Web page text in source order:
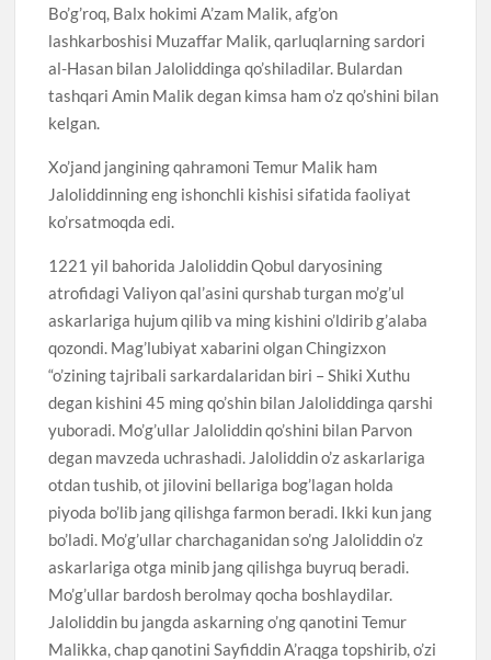
Bo’g’roq, Balx hokimi A’zam Malik, afg’on
lashkarboshisi Muzaffar Malik, qarluqlarning sardori
al-Hasan bilan Jaloliddinga qo’shiladilar. Bulardan
tashqari Amin Malik degan kimsa ham o’z qo’shini bilan
kelgan.
Xo’jand jangining qahramoni Temur Malik ham
Jaloliddinning eng ishonchli kishisi sifatida faoliyat
ko’rsatmoqda edi.
1221 yil bahorida Jaloliddin Qobul daryosining
atrofidagi Valiyon qal’asini qurshab turgan mo’g’ul
askarlariga hujum qilib va ming kishini o’ldirib g’alaba
qozondi. Mag’lubiyat xabarini olgan Chingizxon
“o’zining tajribali sarkardalaridan biri – Shiki Xuthu
degan kishini 45 ming qo’shin bilan Jaloliddinga qarshi
yuboradi. Mo’g’ullar Jaloliddin qo’shini bilan Parvon
degan mavzeda uchrashadi. Jaloliddin o’z askarlariga
otdan tushib, ot jilovini bellariga bog’lagan holda
piyoda bo’lib jang qilishga farmon beradi. Ikki kun jang
bo’ladi. Mo’g’ullar charchaganidan so’ng Jaloliddin o’z
askarlariga otga minib jang qilishga buyruq beradi.
Mo’g’ullar bardosh berolmay qocha boshlaydilar.
Jaloliddin bu jangda askarning o’ng qanotini Temur
Malikka, chap qanotini Sayfiddin A’raqga topshirib, o’zi